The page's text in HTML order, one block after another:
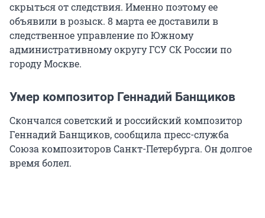
скрыться от следствия. Именно поэтому ее
объявили в розыск. 8 марта ее доставили в
следственное управление по Южному
административному округу ГСУ СК России по
городу Москве.
Умер композитор Геннадий Банщиков
Скончался советский и российский композитор
Геннадий Банщиков, сообщила пресс-служба
Союза композиторов Санкт-Петербурга. Он долгое
время болел.